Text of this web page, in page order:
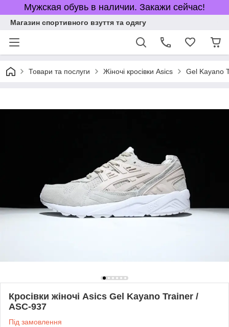
Мужская обувь в наличии. Закажи сейчас!
Магазин спортивного взуття та одягу
Товари та послуги Жіночі кросівки Asics Gel Kayano
Кросівки жіночі Asics Gel Kayano Trainer /
ASC-937
Під замовлення